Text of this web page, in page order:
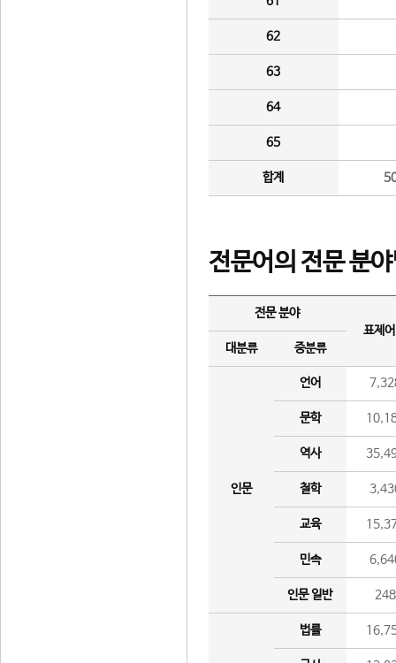
62
63
64
65
합계
전문어의 전문 분
전문 분야
표제
대분류
중분류
인문
언어
문학
역사
철학
교육
민속
인문 일반 248
법률